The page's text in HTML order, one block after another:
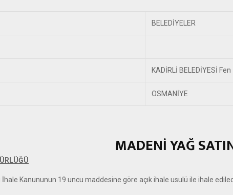
BELEDİYELER
KADİRLİ BELEDİYESİ
OSMANİYE
MADENİ YAĞ
İhale Kanununun 19 uncu maddesine göre açık ihale usulü ile ihale